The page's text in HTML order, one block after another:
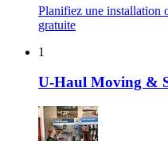
Planifiez une installation
gratuite
1
U-Haul Moving &